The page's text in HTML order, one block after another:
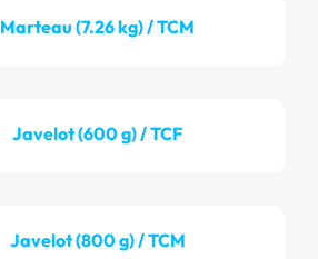
Marteau (7.26 kg) / TCM
Javelot (600 g) / TCF
Javelot (800 g) / TCM